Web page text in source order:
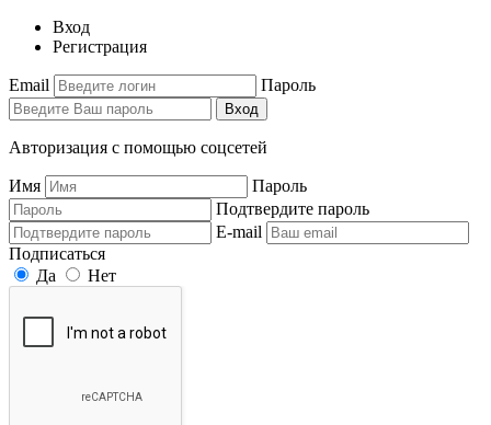
Вход
Регистрация
Email Пароль
Вход
Авторизация с помощью соцсетей
Имя
Пароль
Подтвердите пароль
E-mail
Подписаться
Да
Нет